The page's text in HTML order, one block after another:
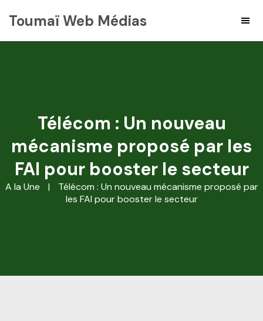
Toumaï Web Médias
Télécom : Un nouveau
mécanisme proposé par les
FAI pour booster le secteur
A la Une |
Télécom : Un nouveau mécanisme proposé par
les FAI pour booster le secteur